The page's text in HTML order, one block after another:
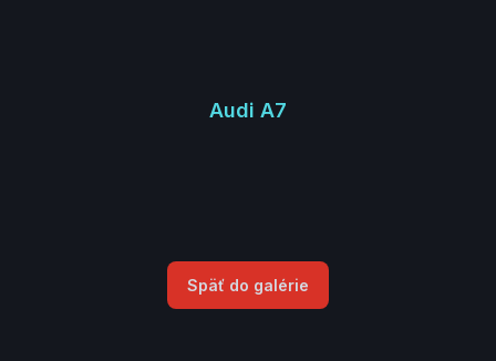
Audi A7
Späť do galérie